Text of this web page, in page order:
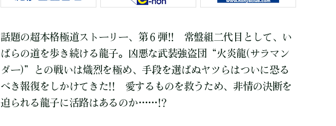
話題の超本格極道ストーリー、第６弾!! 常盤組二代目として、い
ばらの道を歩き続ける龍子。凶悪な武装強盗団“火炎龍(サラマン
ダー)”との戦いは熾烈を極め、手段を選ばぬヤツらはついに恐る
べき報復をしかけてきた!! 愛するものを救うため、非情の決断を
迫られる龍子に活路はあるのか……!?